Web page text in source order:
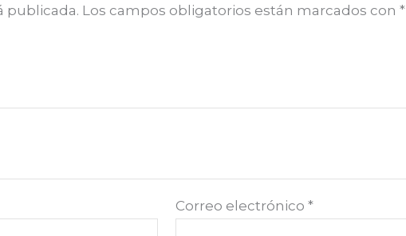
publicada. Los campos obligatorios están marcados con*
Correo electrónico*